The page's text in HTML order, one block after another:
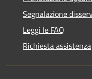
Segnalazione
Leggi le FAQ
Richiesta assistenza